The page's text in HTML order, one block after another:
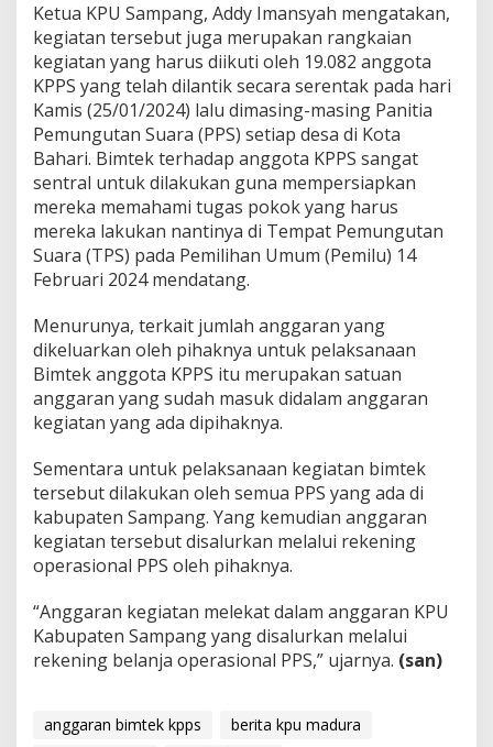
Ketua KPU Sampang, Addy Imansyah mengatakan,
kegiatan tersebut juga merupakan rangkaian
kegiatan yang harus diikuti oleh 19.082 anggota
KPPS yang telah dilantik secara serentak pada hari
Kamis (25/01/2024) lalu dimasing-masing Panitia
Pemungutan Suara (PPS) setiap desa di Kota
Bahari. Bimtek terhadap anggota KPPS sangat
sentral untuk dilakukan guna mempersiapkan
mereka memahami tugas pokok yang harus
mereka lakukan nantinya di Tempat Pemungutan
Suara (TPS) pada Pemilihan Umum (Pemilu) 14
Februari 2024 mendatang.
Menurunya, terkait jumlah anggaran yang
dikeluarkan oleh pihaknya untuk pelaksanaan
Bimtek anggota KPPS itu merupakan satuan
anggaran yang sudah masuk didalam anggaran
kegiatan yang ada dipihaknya.
Sementara untuk pelaksanaan kegiatan bimtek
tersebut dilakukan oleh semua PPS yang ada di
kabupaten Sampang. Yang kemudian anggaran
kegiatan tersebut disalurkan melalui rekening
operasional PPS oleh pihaknya.
“Anggaran kegiatan melekat dalam anggaran KPU
Kabupaten Sampang yang disalurkan melalui
rekening belanja operasional PPS,” ujarnya. (san)
anggaran bimtek kpps
berita kpu madura